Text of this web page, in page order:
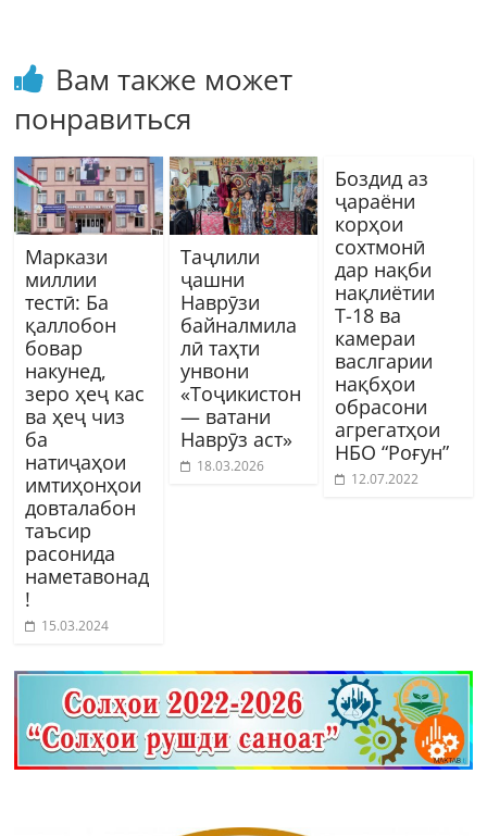
Вам также может
понравиться
Маркази
миллии
тестӣ: Ба
қаллобон
бовар
накунед,
зеро ҳеҷ кас
ва ҳеҷ чиз
ба
натиҷаҳои
имтиҳонҳои
довталабон
таъсир
расонида
наметавонад
!
15.03.2024
Таҷлили
ҷашни
Наврӯзи
байналмила
лӣ таҳти
унвони
«Тоҷикистон
— ватани
Наврӯз аст»
18.03.2026
Боздид аз
ҷараёни
корҳои
сохтмонӣ
дар нақби
нақлиётии
Т-18 ва
камераи
васлгарии
нақбҳои
обрасони
агрегатҳои
НБО “Роғун”
12.07.2022